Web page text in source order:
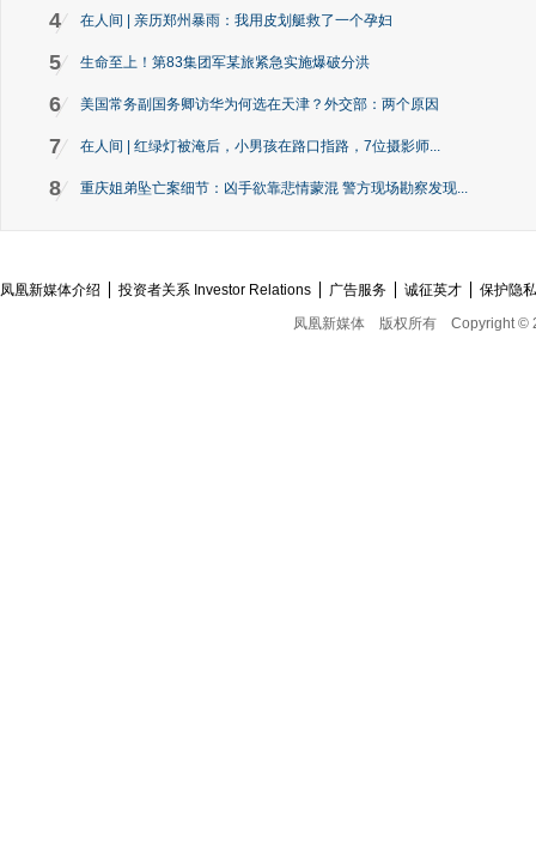
4 在人间 | 亲历郑州暴雨：我用皮划艇救了一个孕妇
5 生命至上！第83集团军某旅紧急实施爆破分洪
6 美国常务副国务卿访华为何选在天津？外交部：两个原因
7 在人间 | 红绿灯被淹后，小男孩在路口指路，7位摄影师...
8 重庆姐弟坠亡案细节：凶手欲靠悲情蒙混 警方现场勘察发现...
凤凰新媒体介绍 投资者关系 Investor Relations 广告服务 诚征英才
保护隐
凤凰新媒体
版权所有 Copyright ©